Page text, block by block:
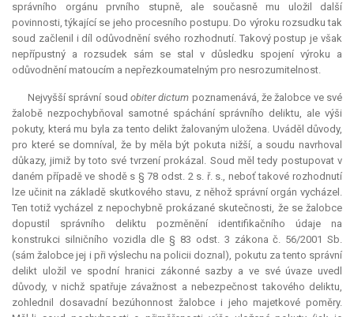
správního orgánu prvního stupně, ale současně mu uložil další
povinnosti, týkající se jeho procesního postupu. Do výroku rozsudku tak
soud začlenil i díl odůvodnění svého rozhodnutí. Takový postup je však
nepřípustný a rozsudek sám se stal v důsledku spojení výroku a
odůvodnění matoucím a nepřezkoumatelným pro nesrozumitelnost.
Nejvyšší správní soud obiter dictum poznamenává, že žalobce ve své
žalobě nezpochybňoval samotné spáchání správního deliktu, ale výši
pokuty, která mu byla za tento delikt žalovaným uložena. Uváděl důvody,
pro které se domníval, že by měla být pokuta nižší, a soudu navrhoval
důkazy, jimiž by toto své tvrzení prokázal. Soud měl tedy postupovat v
daném případě ve shodě s § 78 odst. 2 s. ř. s., neboť takové rozhodnutí
lze učinit na základě skutkového stavu, z něhož správní orgán vycházel.
Ten totiž vycházel z nepochybně prokázané skutečnosti, že se žalobce
dopustil správního deliktu pozměnění identifikačního údaje na
konstrukci silničního vozidla dle § 83 odst. 3 zákona č. 56/2001 Sb.
(sám žalobce jej i při výslechu na policii doznal), pokutu za tento správní
delikt uložil ve spodní hranici zákonné sazby a ve své úvaze uvedl
důvody, v nichž spatřuje závažnost a nebezpečnost takového deliktu,
zohlednil dosavadní bezúhonnost žalobce i jeho majetkové poměry.